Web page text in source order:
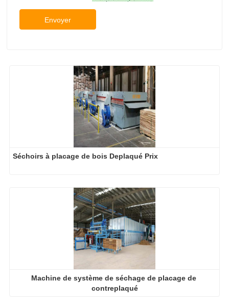
Envoyer
Séchoirs à placage de bois Deplaqué Prix
Machine de système de séchage de placage de
contreplaqué